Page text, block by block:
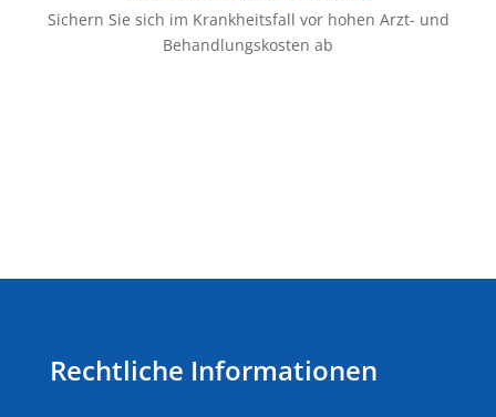
Sichern Sie sich im Krankheitsfall vor hohen Arzt- und
Behandlungskosten ab
Rechtliche Informationen